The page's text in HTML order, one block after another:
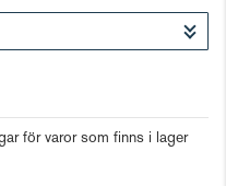
för varor som finns i lager